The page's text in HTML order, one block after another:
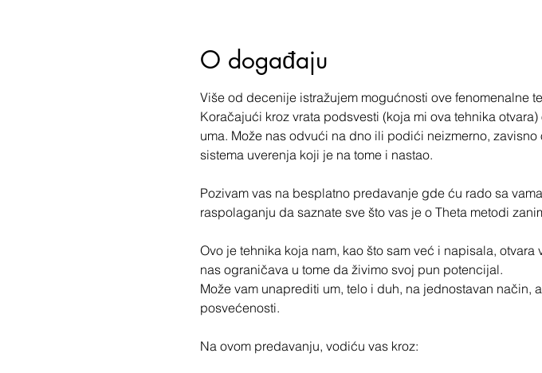
O događaju
Više od decenije istražujem mogućnosti ove fenomenalne
Koračajući kroz vrata podsvesti (koja mi ova tehnika
uma. Može nas odvući na dno ili podići neizmerno,
sistema uverenja koji je na tome i nastao.
Pozivam vas na besplatno predavanje gde ću rado sa
raspolaganju da saznate sve što vas je o Theta metodi
Ovo je tehnika koja nam, kao što sam već i napisala,
nas ograničava u tome da živimo svoj pun potencijal.
Može vam unaprediti um, telo i duh, na jednostavan
posvećenosti.
Na ovom predavanju, vodiću vas kroz: